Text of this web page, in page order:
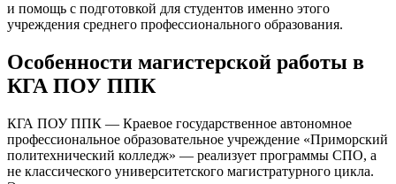
и помощь с подготовкой для студентов именно этого
учреждения среднего профессионального образования.
Особенности магистерской работы в
КГА ПОУ ППК
КГА ПОУ ППК — Краевое государственное автономное
профессиональное образовательное учреждение «Приморский
политехнический колледж» — реализует программы СПО, а
не классического университетского магистратурного цикла.